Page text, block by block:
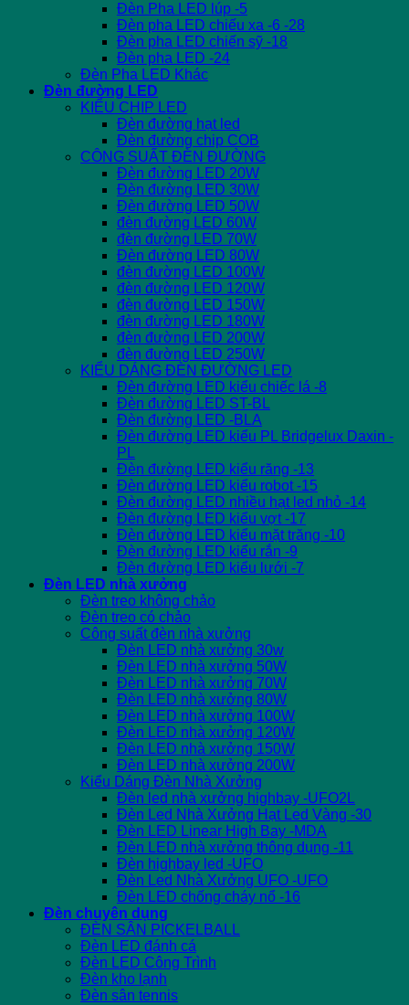
Đèn Pha LED lúp -5
Đèn pha LED chiếu xa -6 -28
Đèn pha LED chiến sỹ -18
Đèn pha LED -24
Đèn Pha LED Khác
Đèn đường LED
KIỂU CHIP LED
Đèn đường hạt led
Đèn đường chip COB
CÔNG SUẤT ĐÈN ĐƯỜNG
Đèn đường LED 20W
Đèn đường LED 30W
Đèn đường LED 50W
đèn đường LED 60W
đèn đường LED 70W
Đèn đường LED 80W
đèn đường LED 100W
đèn đường LED 120W
đèn đường LED 150W
đèn đường LED 180W
đèn đường LED 200W
đèn đường LED 250W
KIỂU DÁNG ĐÈN ĐƯỜNG LED
Đèn đường LED kiểu chiếc lá -8
Đèn đường LED ST-BL
Đèn đường LED -BLA
Đèn đường LED kiểu PL Bridgelux Daxin -
PL
Đèn đường LED kiểu răng -13
Đèn đường LED kiểu robot -15
Đèn đường LED nhiều hạt led nhỏ -14
Đèn đường LED kiểu vợt -17
Đèn đường LED kiểu mặt trăng -10
Đèn đường LED kiểu rắn -9
Đèn đường LED kiểu lưới -7
Đèn LED nhà xưởng
Đèn treo không chảo
Đèn treo có chảo
Công suất đèn nhà xưởng
Đèn LED nhà xưởng 30w
Đèn LED nhà xưởng 50W
Đèn LED nhà xưởng 70W
Đèn LED nhà xưởng 80W
Đèn LED nhà xưởng 100W
Đèn LED nhà xưởng 120W
Đèn LED nhà xưởng 150W
Đèn LED nhà xưởng 200W
Kiểu Dáng Đèn Nhà Xưởng
Đèn led nhà xưởng highbay -UFO2L
Đèn Led Nhà Xưởng Hạt Led Vàng -30
Đèn LED Linear High Bay -MDA
Đèn LED nhà xưởng thông dụng -11
Đèn highbay led -UFO
Đèn Led Nhà Xưởng UFO -UFO
Đèn LED chống cháy nổ -16
Đèn chuyên dụng
ĐÈN SÂN PICKELBALL
Đèn LED đánh cá
Đèn LED Công Trình
Đèn kho lạnh
Đèn sân tennis